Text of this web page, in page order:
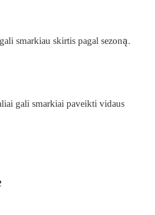
smarkiau skirtis pagal sezoną.
gali smarkiai paveikti vidaus